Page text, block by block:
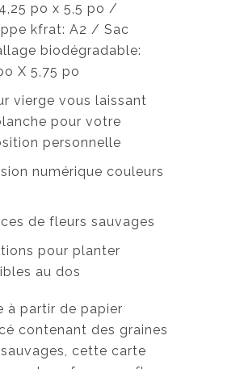
po x 5,5 po /
kfrat: A2 / Sac
biodégradable:
X 5,75 po
vierge vous laissant
pour votre
personnelle
numérique couleurs
de fleurs sauvages
pour planter
au dos
à partir de papier
contenant des graines
cette carte